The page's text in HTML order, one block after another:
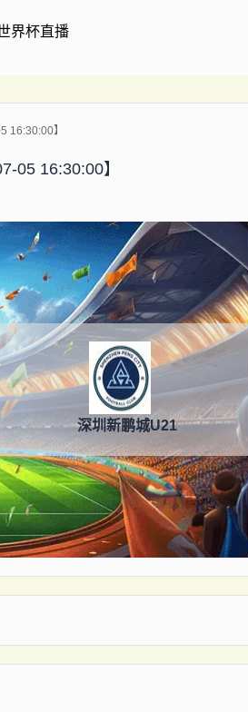
界杯直播
16:30:00】
05 16:30:00】
深圳新鹏城U21